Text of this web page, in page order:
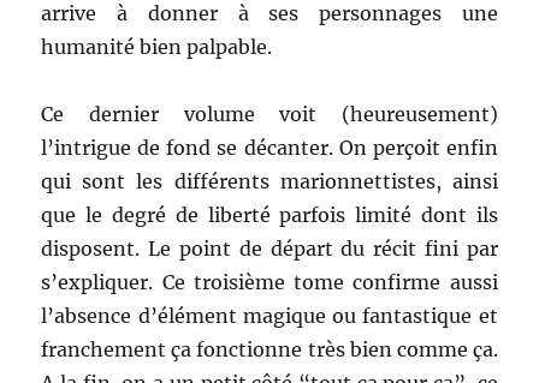
arrive à donner à ses personnages une
humanité bien palpable.
Ce dernier volume voit (heureusement)
l’intrigue de fond se décanter. On perçoit enfin
qui sont les différents marionnettistes, ainsi
que le degré de liberté parfois limité dont ils
disposent. Le point de départ du récit fini par
s’expliquer. Ce troisième tome confirme aussi
l’absence d’élément magique ou fantastique et
franchement ça fonctionne très bien comme ça.